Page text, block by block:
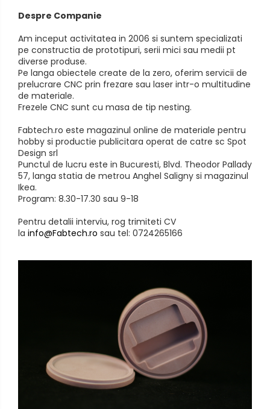
Despre Companie
Am inceput activitatea in 2006 si suntem specializati
pe constructia de prototipuri, serii mici sau medii pt
diverse produse.
Pe langa obiectele create de la zero, oferim servicii de
prelucrare CNC prin frezare sau laser intr-o multitudine
de materiale.
Frezele CNC sunt cu masa de tip nesting.
Fabtech.ro este magazinul online de materiale pentru
hobby si productie publicitara operat de catre sc Spot
Design srl
Punctul de lucru este in Bucuresti, Blvd. Theodor Pallady
57, langa statia de metrou Anghel Saligny si magazinul
Ikea.
Program: 8.30-17.30 sau 9-18
Pentru detalii interviu, rog trimiteti CV
la info@Fabtech.ro sau tel: 0724265166